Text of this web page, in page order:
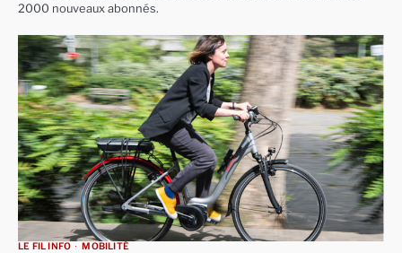
2000 nouveaux abonnés.
LE FIL INFO MOBILITÉ